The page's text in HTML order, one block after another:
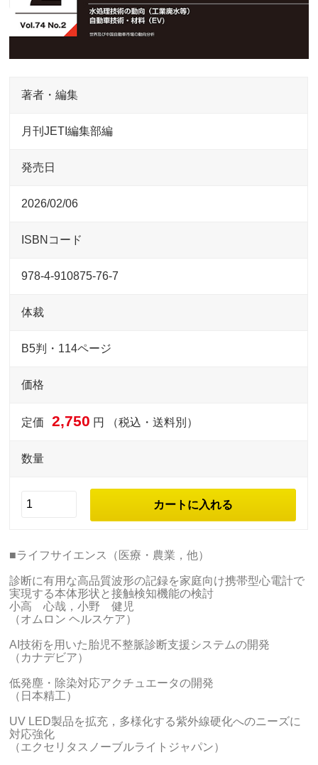
著者・編集
月刊JETI編集部編
発売日
2026/02/06
ISBNコード
978-4-910875-76-7
体裁
B5判・114ページ
価格
定価 2,750 円 （税込・送料別）
数量
■ライフサイエンス（医療・農業，他）
診断に有用な高品質波形の記録を家庭向け携帯型心電計で
実現する本体形状と接触検知機能の検討
小高 心哉，小野 健児
（オムロン ヘルスケア）
AI技術を用いた胎児不整脈診断支援システムの開発
（カナデビア）
低発塵・除染対応アクチュエータの開発
（日本精工）
UV LED製品を拡充，多様化する紫外線硬化へのニーズに
対応強化
（エクセリタスノーブルライトジャパン）